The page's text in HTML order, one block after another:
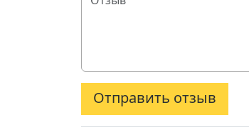
Отправить отзыв